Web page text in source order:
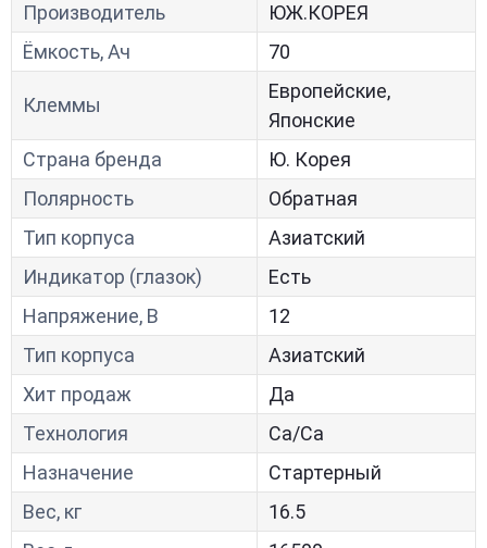
Производитель
ЮЖ.КОРЕЯ
Ёмкость, Ач
70
Клеммы
Европейские,
Японские
Страна бренда
Ю. Корея
Полярность
Обратная
Тип корпуса
Азиатский
Индикатор (глазок)
Есть
Напряжение, В
12
Тип корпуса
Азиатский
Хит продаж
Да
Технология
Са/Са
Назначение
Стартерный
Вес, кг
16.5